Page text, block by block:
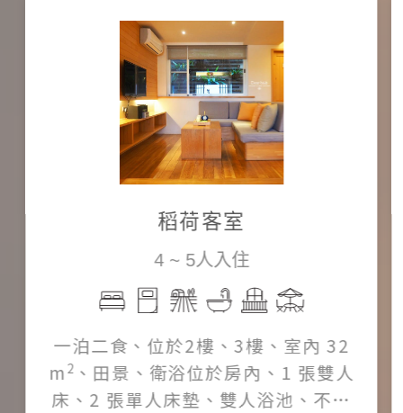
稻荷客室
4 ~ 5人入住
一泊二食、位於2樓、3樓、室內 32
m 2 、田景、衛浴位於房內、1 張雙人
床、2 張單人床墊、雙人浴池、不可